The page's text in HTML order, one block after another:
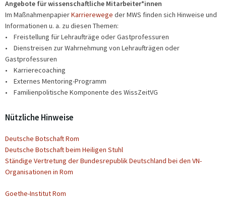
Angebote für wissenschaftliche Mitarbeiter*innen
Im MaßnahmenpapierKarrierewege der MWS finden sich Hinweise und
Informationen u. a. zu diesen Themen:
• Freistellung für Lehraufträge oder Gastprofessuren
• Dienstreisen zur Wahrnehmung von Lehraufträgen oder
Gastprofessuren
• Karrierecoaching
• Externes Mentoring-Programm
• Familienpolitische Komponente des WissZeitVG
Nützliche Hinweise
Deutsche Botschaft Rom
Deutsche Botschaft beim Heiligen Stuhl
Ständige Vertretung der Bundesrepublik Deutschland bei den VN-
Organisationen in Rom
Goethe-Institut Rom